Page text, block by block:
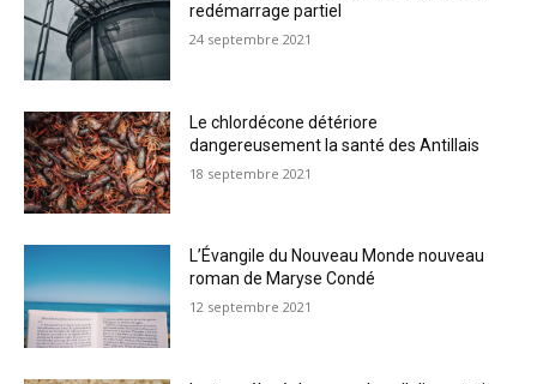
redémarrage partiel
24 septembre 2021
Le chlordécone détériore
dangereusement la santé des Antillais
18 septembre 2021
L’Évangile du Nouveau Monde nouveau
roman de Maryse Condé
12 septembre 2021